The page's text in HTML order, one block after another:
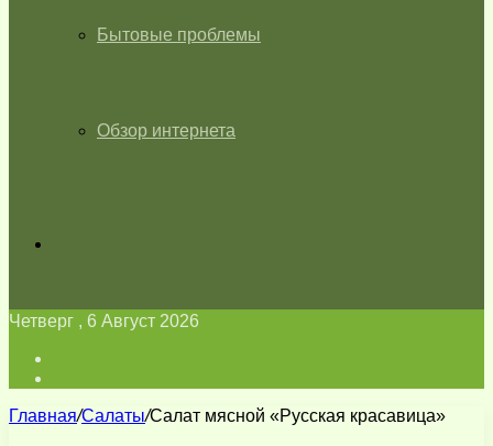
Бытовые проблемы
Обзор интернета
Четверг , 6 Август 2026
Главная/Салаты/Салат мясной «Русская красавица»